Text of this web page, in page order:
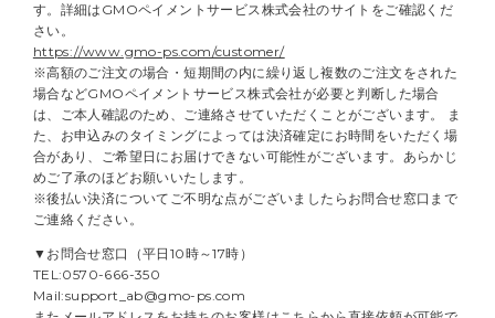
す。詳細はGMOペイメントサービス株式会社のサイトをご確認くだ
さい。
https://www.gmo-ps.com/customer/
※高額のご注文の場合・短期間の内に繰り返し複数のご注文をされた
場合などGMOペイメントサービス株式会社が必要と判断した場合
は、ご本人確認のため、ご連絡させていただくことがございます。 ま
た、お申込みのタイミングによっては決済確定にお時間をいただく場
合があり、ご希望日にお届けできない可能性がございます。あらかじ
めご了承のほどお願いいたします。
※後払い決済についてご不明な点がございましたらお問合せ窓口まで
ご連絡ください。
▼お問合せ窓口（平日10時～17時）
TEL:0570-666-350
Mail:support_ab@gmo-ps.com